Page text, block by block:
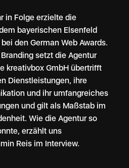
in Folge erzielte die
bayerischen Elsenfeld
den German Web Awards.
setzt die Agentur
kreativbox GmbH übertrifft
Dienstleistungen, ihre
und ihr umfangreiches
und gilt als Maßstab im
Wie die Agentur so
erzählt uns
Reis im Interview.